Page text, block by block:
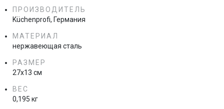
ПРОИЗВОДИТЕЛЬ
Küchenprofi, Германия
МАТЕРИАЛ
нержавеющая сталь
РАЗМЕР
27х13 см
ВЕС
0,195 кг